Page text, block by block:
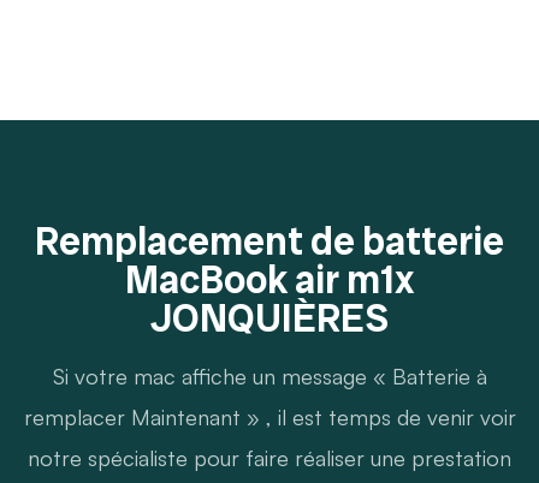
Remplacement de batterie
MacBook air m1x
JONQUIÈRES
Si votre mac affiche un message « Batterie à
remplacer Maintenant » , il est temps de venir voir
notre spécialiste pour faire réaliser une prestation